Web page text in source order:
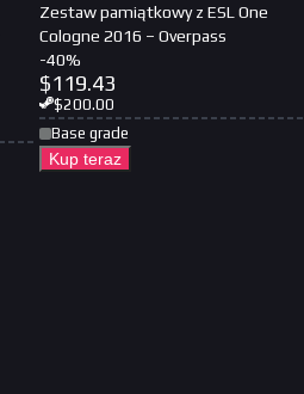
Zestaw pamiątkowy z ESL One
Cologne 2016 – Overpass
-40%
$119.43
$200.00
Base grade
Kup teraz